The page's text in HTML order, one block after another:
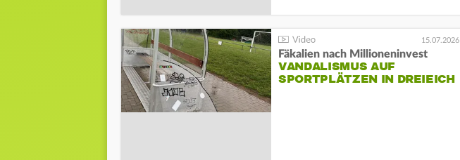
15.07.2026
Fäkalien nach Millioneninvest
VANDALISMUS AUF
SPORTPLÄTZEN IN DREIEICH